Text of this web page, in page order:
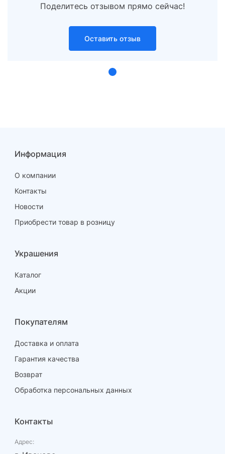
Поделитесь отзывом прямо сейчас!
Оставить отзыв
Информация
О компании
Контакты
Новости
Приобрести товар в розницу
Украшения
Каталог
Акции
Покупателям
Доставка и оплата
Гарантия качества
Возврат
Обработка персональных данных
Контакты
Адрес: